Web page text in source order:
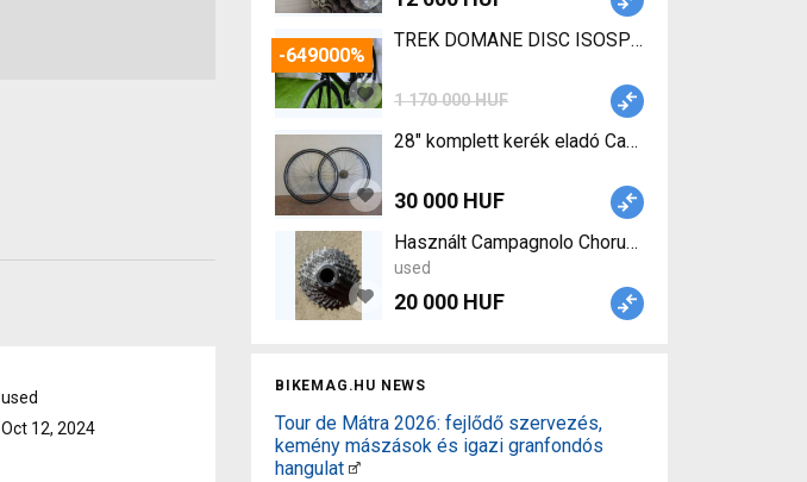
-649000%
TREK DOMANE DISC ISOSPEED DISC DURA
1 170 000 HUF
28" komplett kerék eladó Campagnolo Super
30 000 HUF
used
20 000 HUF
BIKEMAG.HU NEWS
Tour de Mátra 2026: fejlődő szervezés,
kemény mászások és igazi granfondós
hangulat
used
Oct 12, 2024